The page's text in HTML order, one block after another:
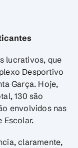
lucrativos, que
Desportivo
Garça. Hoje,
130 são
envolvidos nas
Escolar.
claramente,